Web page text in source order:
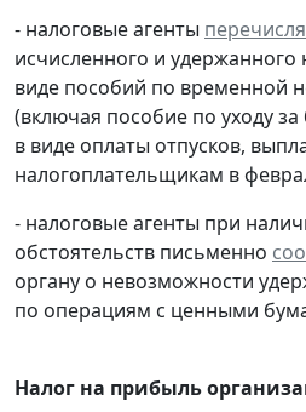
- налоговые агенты
исчисленного и удержанного
виде пособий по временной
(включая пособие по уходу
в виде оплаты отпусков,
налогоплательщикам в
- налоговые агенты при
обстоятельств письменно
органу о невозможности
по операциям с ценными
Налог на прибыль